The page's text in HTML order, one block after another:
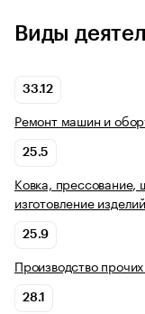
Виды
33.12
Ремонт машин и
25.5
Ковка,
изготовление
25.9
Производство
28.1